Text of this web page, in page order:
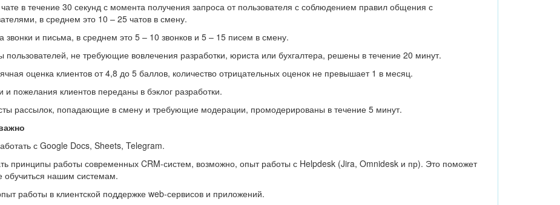
в течение 30 секунд с момента получения запроса от пользователя с соблюдением правил общения с
в среднем это 10 – 25 чатов в смену.
звонки и письма, в среднем это 5 – 10 звонков и 5 – 15 писем в смену.
пользователей, не требующие вовлечения разработки, юриста или бухгалтера, решены в течение 20 минут.
оценка клиентов от 4,8 до 5 баллов, количество отрицательных оценок не превышает 1 в месяц.
и пожелания клиентов переданы в бэклог разработки.
рассылок, попадающие в смену и требующие модерации, промодерированы в течение 5 минут.
с Google Docs, Sheets, Telegram.
принципы работы современных CRM-систем, возможно, опыт работы с Helpdesk (Jira, Omnidesk и пр). Это поможет
обучиться нашим системам.
работы в клиентской поддержке web-сервисов и приложений.